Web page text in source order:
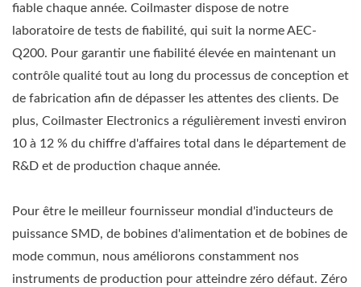
fiable chaque année. Coilmaster dispose de notre
laboratoire de tests de fiabilité, qui suit la norme AEC-
Q200. Pour garantir une fiabilité élevée en maintenant un
contrôle qualité tout au long du processus de conception et
de fabrication afin de dépasser les attentes des clients. De
plus, Coilmaster Electronics a régulièrement investi environ
10 à 12 % du chiffre d'affaires total dans le département de
R&D et de production chaque année.
Pour être le meilleur fournisseur mondial d'inducteurs de
puissance SMD, de bobines d'alimentation et de bobines de
mode commun, nous améliorons constamment nos
instruments de production pour atteindre zéro défaut. Zéro